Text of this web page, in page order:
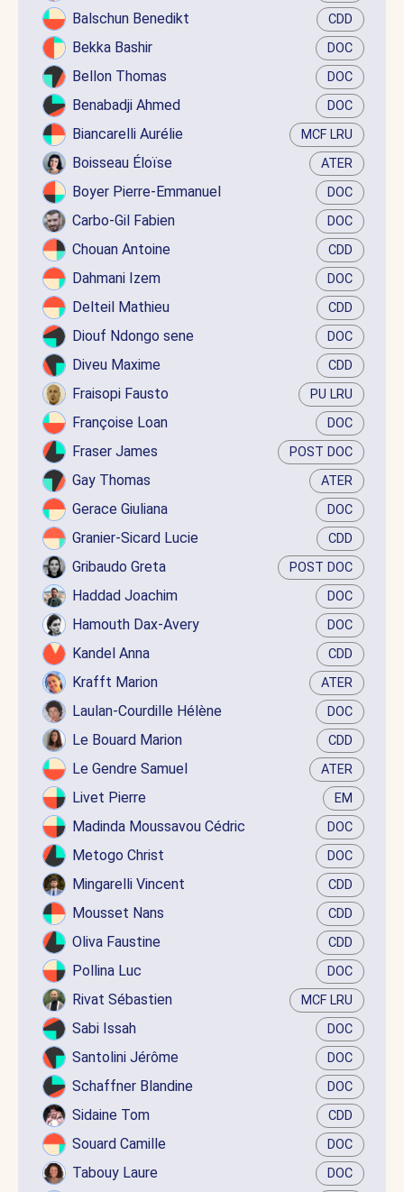
Balschun Benedikt CDD
Bekka Bashir DOC
Bellon Thomas DOC
Benabadji Ahmed DOC
Biancarelli Aurélie MCF LRU
Boisseau Éloïse ATER
Boyer Pierre-Emmanuel DOC
Carbo-Gil Fabien DOC
Chouan Antoine CDD
Dahmani Izem DOC
Delteil Mathieu CDD
Diouf Ndongo sene DOC
Diveu Maxime CDD
Fraisopi Fausto PU LRU
Françoise Loan DOC
Fraser James POST DOC
Gay Thomas ATER
Gerace Giuliana DOC
Granier-Sicard Lucie CDD
Gribaudo Greta POST DOC
Haddad Joachim DOC
Hamouth Dax-Avery DOC
Kandel Anna CDD
Krafft Marion ATER
Laulan-Courdille Hélène DOC
Le Bouard Marion CDD
Le Gendre Samuel ATER
Livet Pierre EM
Madinda Moussavou Cédric DOC
Metogo Christ DOC
Mingarelli Vincent CDD
Mousset Nans CDD
Oliva Faustine CDD
Pollina Luc DOC
Rivat Sébastien MCF LRU
Sabi Issah DOC
Santolini Jérôme DOC
Schaffner Blandine DOC
Sidaine Tom CDD
Souard Camille DOC
Tabouy Laure DOC